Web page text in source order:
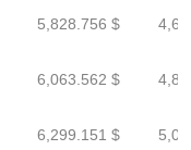
5,828.756 $
6,063.562 $
6,299.151 $